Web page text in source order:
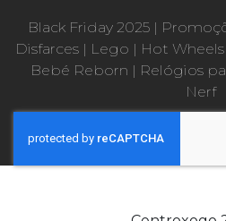
Black Friday 2025 |
Disfarces| Lego | Hot Wheels
Bebé Reborn | Relógios
Nerf